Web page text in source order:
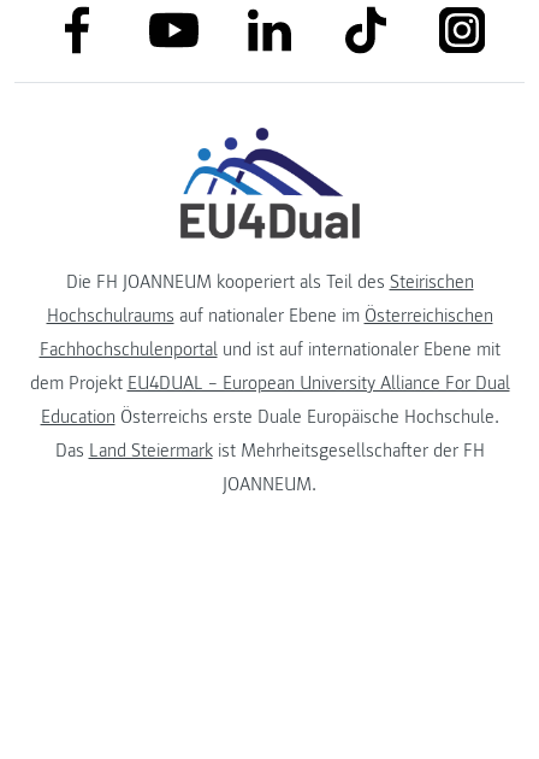
link to facebooklink to youtubelink to linkedinlink to tiktok
Die FH JOANNEUM kooperiert als Teil des Steirischen
Hochschulraums auf nationaler Ebene im Österreichischen
Fachhochschulenportalund ist auf internationaler Ebene mit
dem Projekt EU4DUAL – European University Alliance For Dual
Education Österreichs erste Duale Europäische Hochschule.
Das Land Steiermarkist Mehrheitsgesellschafter der FH
JOANNEUM.